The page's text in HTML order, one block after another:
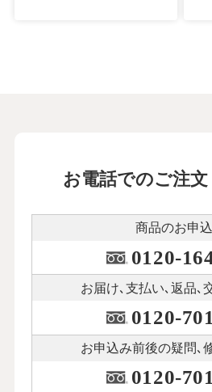
お電話でのご注
商品のお申
0120-
お届け､支払い､ 返品､
0120-
お申込み前後の疑問､
0120-